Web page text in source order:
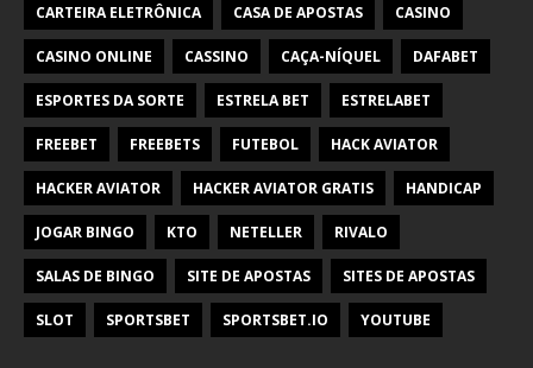
CARTEIRA ELETRÔNICA CASA DE APOSTAS CASINO
CASINO ONLINE CASSINO CAÇA-NÍQUEL DAFABET
ESPORTES DA SORTE ESTRELA BET ESTRELABET
FREEBET FREEBETS FUTEBOL HACK AVIATOR
HACKER AVIATOR HACKER AVIATOR GRATIS HANDICAP
JOGAR BINGO KTO NETELLER RIVALO
SALAS DE BINGO SITE DE APOSTAS SITES DE APOSTAS
SLOT SPORTSBET SPORTSBET.IO YOUTUBE